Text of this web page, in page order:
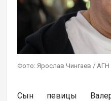
Фото: Ярослав Чингаев /
Сын певицы